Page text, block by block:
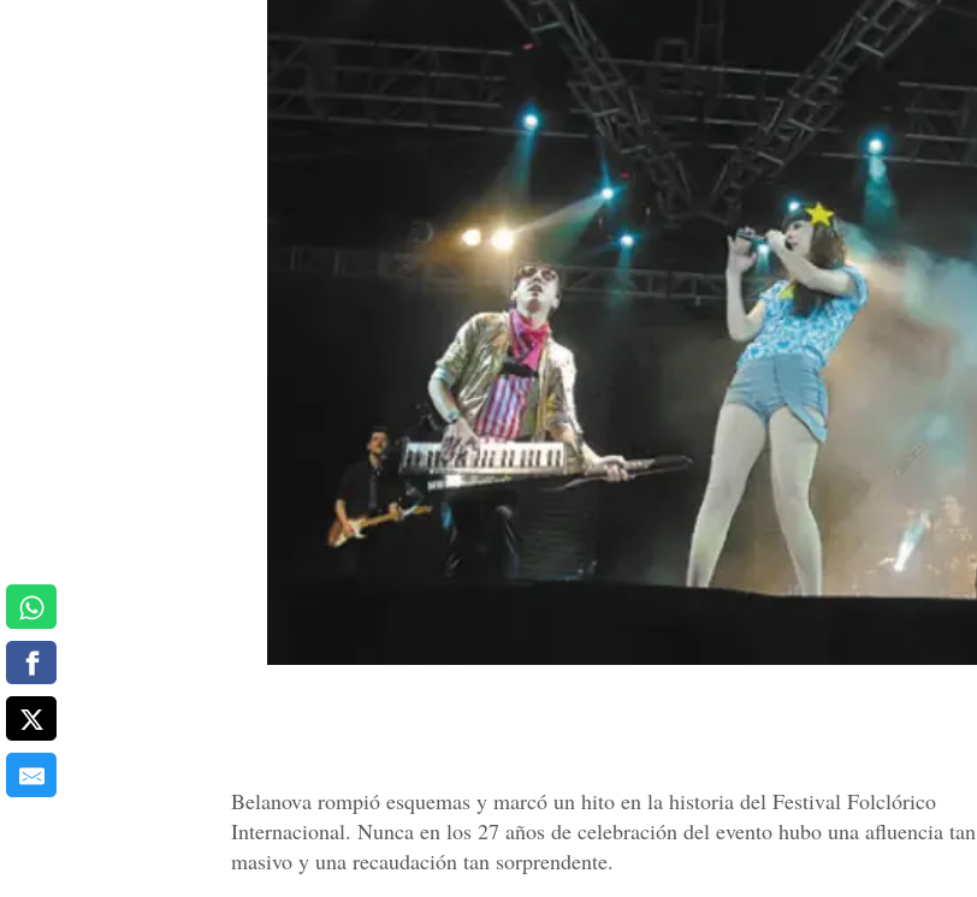
Belanova rompió esquemas y marcó un hito en la historia del Festival Folclórico
Internacional. Nunca en los 27 años de celebración del evento hubo una afluencia tan
masivo y una recaudación tan sorprendente.